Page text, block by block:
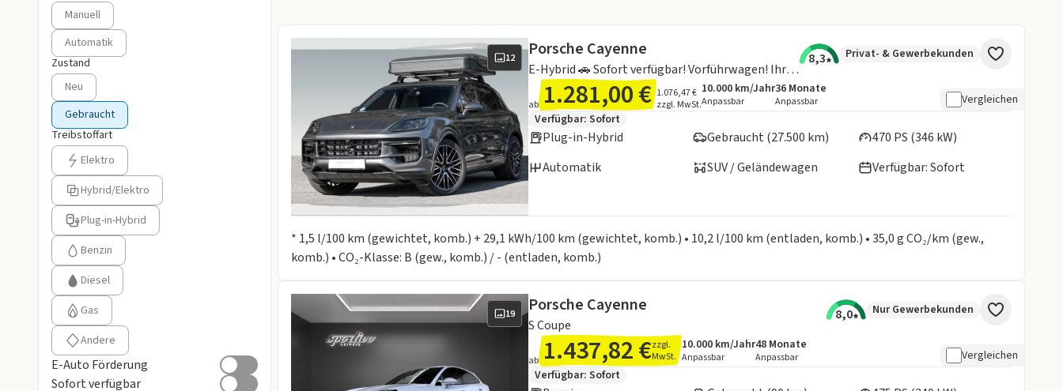
Getriebe auswählen
Manuell
Automatik
Zustand
Zustand auswählen
Neu
Gebraucht
Treibstoffart
Treibstoffart auswählen
Elektro
Hybrid/Elektro
Plug-in-Hybrid
Benzin
Diesel
Gas
Andere
E-Auto Förderung
Sofort verfügbar
12 Porsche Cayenne
E-Hybrid 🚗 Sofort verfügbar! Vorführwagen! Ihr Porsche wartet auf Sie! 🌟
8,3 Privat- & Gewerbekunden
ab 1.281,00 € 1.076,47 €
zzgl. MwSt.
Angebotsdetails:
Inklusive Laufleistung
10.000 km/Jahr
Anpassbar
Laufzeit
36 Monate
Anpassbar Vergleichen
Zusätzliche Fahrzeuginformationen:
Verfügbar: Sofort
Plug-in-Hybrid Gebraucht (27.500 km)
470 PS (346 kW)
Automatik
SUV / Geländewagen Verfügbar: Sofort
* 1,5 l/100 km (gewichtet, komb.) + 29,1 kWh/100 km (gewichtet, komb.) • 10,2 l/100 km (entladen, komb.) • 35,0 g CO₂/km (gew.,
komb.) • CO₂-Klasse: B (gew., komb.) / - (entladen, komb.)
19 Porsche Cayenne
S Coupe
8,0 Nur Gewerbekunden
ab 1.437,82 €zzgl.
MwSt.
Angebotsdetails:
Inklusive Laufleistung
10.000 km/Jahr
Anpassbar
Laufzeit
48 Monate
Anpassbar Vergleichen
Zusätzliche Fahrzeuginformationen:
Verfügbar: Sofort